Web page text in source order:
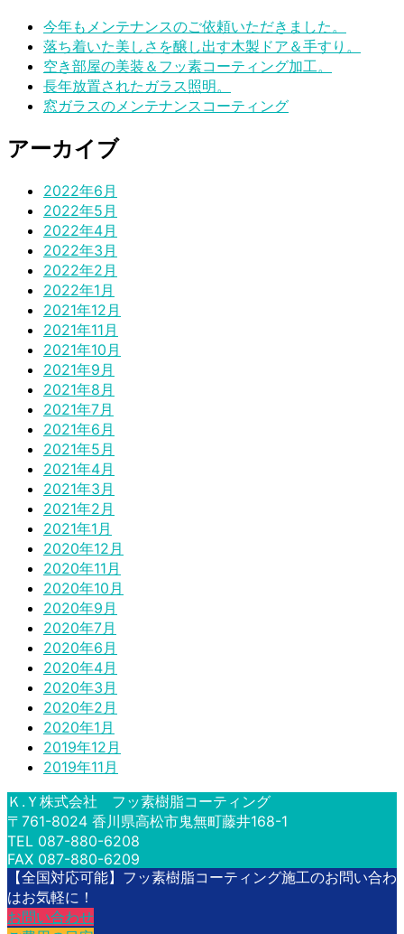
今年もメンテナンスのご依頼いただきました。
落ち着いた美しさを醸し出す木製ドア＆手すり。
空き部屋の美装＆フッ素コーティング加工。
長年放置されたガラス照明。
窓ガラスのメンテナンスコーティング
アーカイブ
2022年6月
2022年5月
2022年4月
2022年3月
2022年2月
2022年1月
2021年12月
2021年11月
2021年10月
2021年9月
2021年8月
2021年7月
2021年6月
2021年5月
2021年4月
2021年3月
2021年2月
2021年1月
2020年12月
2020年11月
2020年10月
2020年9月
2020年7月
2020年6月
2020年4月
2020年3月
2020年2月
2020年1月
2019年12月
2019年11月
Ｋ.Ｙ株式会社 フッ素樹脂コーティング
〒761-8024 香川県高松市鬼無町藤井168-1
TEL 087-880-6208
FAX 087-880-6209
【全国対応可能】フッ素樹脂コーティング施工のお問い合わ
はお気軽に！
お問い合わせ